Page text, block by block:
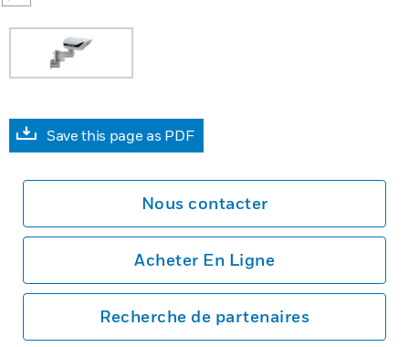
Save this page as PDF
Nous contacter
Acheter En Ligne
Recherche de partenaires